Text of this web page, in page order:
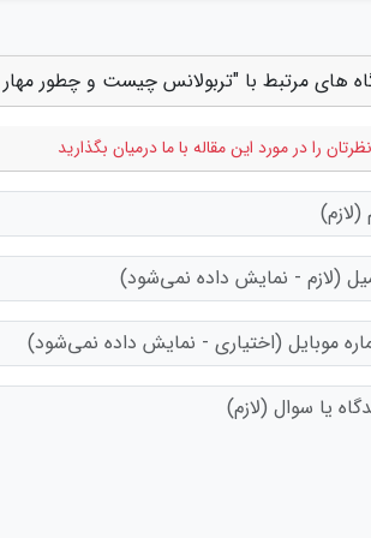
های مرتبط با "تربولانس چیست و چطور
را در مورد این مقاله با ما درمیان بگذارید